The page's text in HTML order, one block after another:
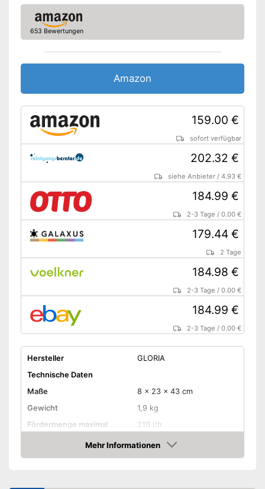
653 Bewertungen
Amazon
159.00 €
sofort verfügbar
202.32 €
siehe Anbieter /4.93 €
184.99 €
2-3 Tage /0.00 €
179.44 €
2 Tage
184.98 €
2-3 Tage /0.00 €
184.99 €
2-3 Tage /0.00 €
Hersteller
GLORIA
Technische Daten
Maße
8 x 23 x 43 cm
Gewicht
1,9 kg
Fördermenge maximal
210 l/h
25 bar
Leistung
keine Angabe
Mehr Informationen
Amazon